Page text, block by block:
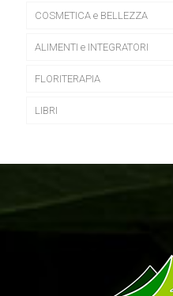
COSMETICA e BELLEZZA
ALIMENTI e INTEGRATORI
FLORITERAPIA
LIBRI